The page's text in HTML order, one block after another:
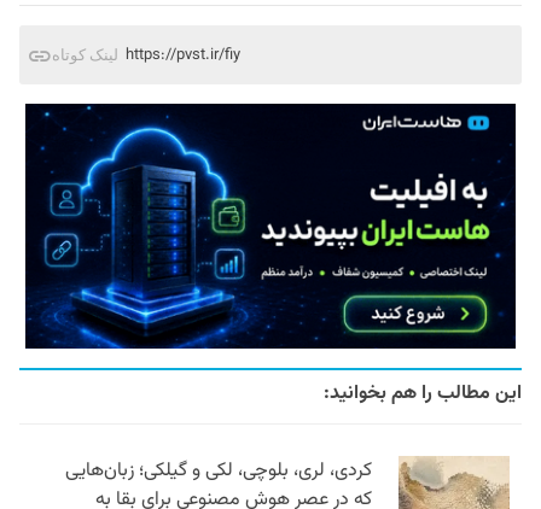
لینک کوتاه https://pvst.ir/fiy
این مطالب را هم بخوانید:
کردی، لری، بلوچی، لکی و گیلکی؛ زبان‌هایی
که در عصر هوش مصنوعی برای بقا به